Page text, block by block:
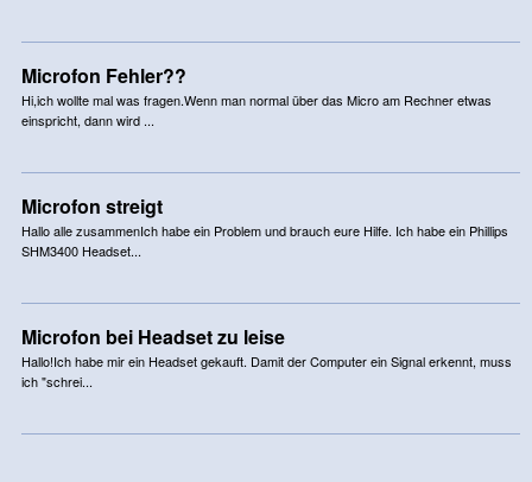
Microfon Fehler??
Hi,ich wollte mal was fragen.Wenn man normal über das Micro am Rechner etwas
einspricht, dann wird ...
Microfon streigt
Hallo alle zusammenIch habe ein Problem und brauch eure Hilfe. Ich habe ein Phillips
SHM3400 Headset...
Microfon bei Headset zu leise
Hallo!Ich habe mir ein Headset gekauft. Damit der Computer ein Signal erkennt, muss
ich "schrei...